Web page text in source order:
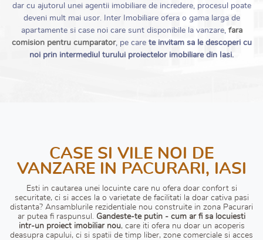
dar cu ajutorul unei agentii imobiliare de incredere, procesul poate
deveni mult mai usor. Inter Imobiliare ofera o gama larga de
apartamente si case noi care sunt disponibile la vanzare, fara
comision pentru cumparator, pe care te invitam sa le descoperi cu
noi prin intermediul turului proiectelor imobiliare din Iasi.
CASE SI VILE NOI DE
VANZARE IN PACURARI, IASI
Esti in cautarea unei locuinte care nu ofera doar confort si
securitate, ci si acces la o varietate de facilitati la doar cativa pasi
distanta? Ansamblurile rezidentiale nou construite in zona Pacurari
ar putea fi raspunsul. Gandeste-te putin - cum ar fi sa locuiesti
intr-un proiect imobiliar nou, care iti ofera nu doar un acoperis
deasupra capului, ci si spatii de timp liber, zone comerciale si acces